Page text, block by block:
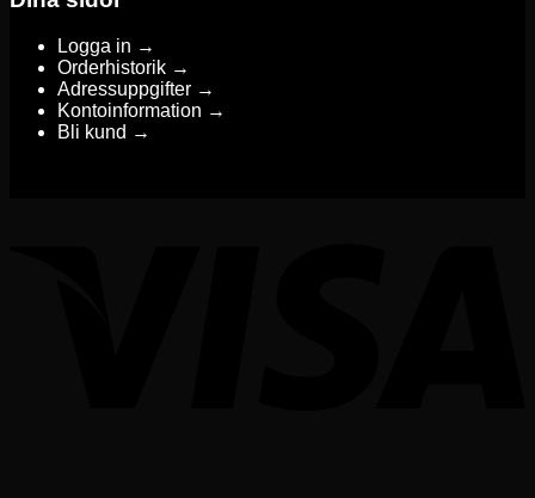
Logga in →
Orderhistorik →
Adressuppgifter →
Kontoinformation →
Bli kund →